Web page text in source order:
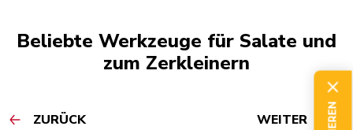
Beliebte Werkzeuge für Salate und
zum Zerkleinern
ZURÜCK WEITER